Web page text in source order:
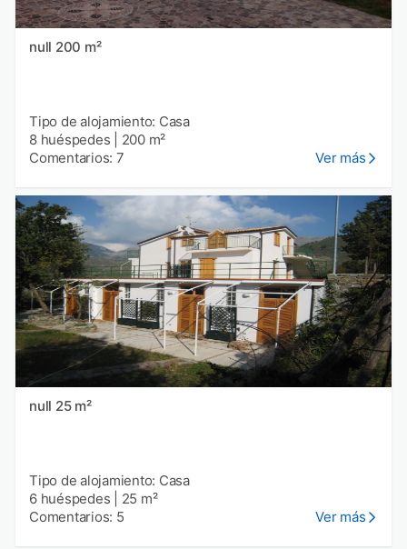
null 200 m²
Tipo de alojamiento: Casa
8 huéspedes
200 m²
Comentarios: 7
Ver más
null 25 m²
Tipo de alojamiento: Casa
6 huéspedes
25 m²
Comentarios: 5
Ver más